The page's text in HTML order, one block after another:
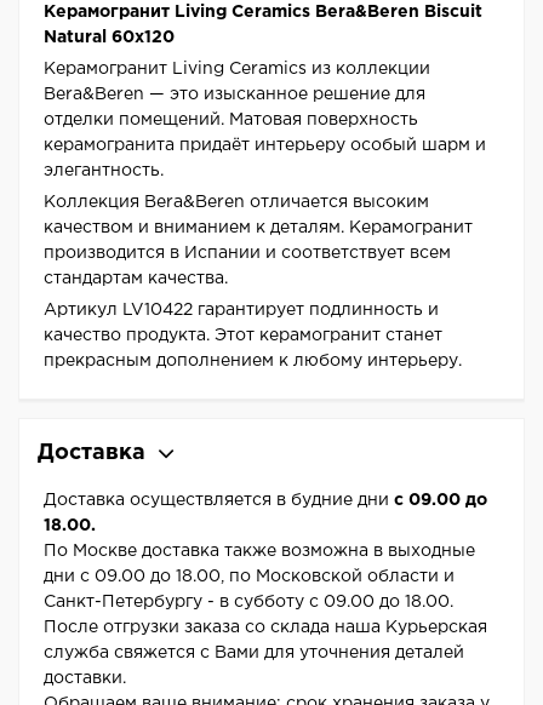
Керамогранит Living Ceramics Bera&Beren Biscuit
Natural 60x120
Керамогранит Living Ceramics из коллекции
Bera&Beren — это изысканное решение для
отделки помещений. Матовая поверхность
керамогранита придаёт интерьеру особый шарм и
элегантность.
Коллекция Bera&Beren отличается высоким
качеством и вниманием к деталям. Керамогранит
производится в Испании и соответствует всем
стандартам качества.
Артикул LV10422 гарантирует подлинность и
качество продукта. Этот керамогранит станет
прекрасным дополнением к любому интерьеру.
Доставка
Доставка осуществляется в будние дни с 09.00 до
18.00.
По Москве доставка также возможна в выходные
дни с 09.00 до 18.00, по Московской области и
Санкт-Петербургу - в субботу с 09.00 до 18.00.
После отгрузки заказа со склада наша Курьерская
служба свяжется с Вами для уточнения деталей
доставки.